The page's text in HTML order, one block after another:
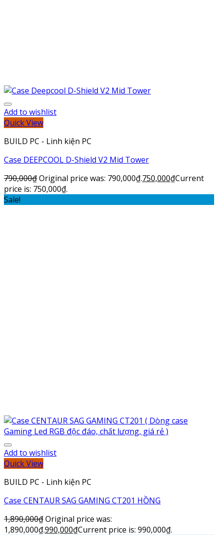
Add to wishlist
Quick View
BUILD PC - Linh kiện PC
Case DEEPCOOL D-Shield V2 Mid Tower
790,000₫Original price was: 790,000₫.750,000₫Current
price is: 750,000₫.
Sale!
Add to wishlist
Quick View
BUILD PC - Linh kiện PC
Case CENTAUR SAG GAMING CT201 HỒNG
1,890,000₫Original price was:
1,890,000₫.990,000₫Current price is: 990,000₫.